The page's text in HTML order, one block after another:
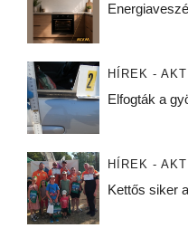
HÍREK -
Elfogták a
HÍREK -
Kettős siker